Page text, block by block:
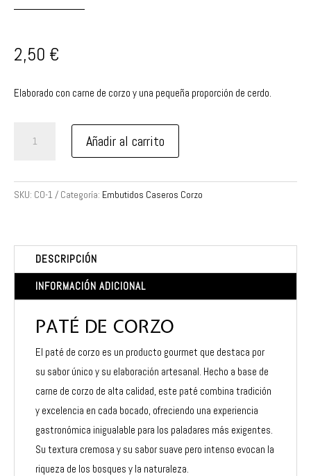
2,50 €
Elaborado con carne de corzo y una pequeña proporción de cerdo.
cantidad
Añadir al carrito
SKU: CO-1 Categoría: Embutidos Caseros Corzo
DESCRIPCIÓN
INFORMACIÓN ADICIONAL
PATÉ DE CORZO
El paté de corzo es un producto gourmet que destaca por
su sabor único y su elaboración artesanal. Hecho a base de
carne de corzo de alta calidad, este paté combina tradición
y excelencia en cada bocado, ofreciendo una experiencia
gastronómica inigualable para los paladares más exigentes.
Su textura cremosa y su sabor suave pero intenso evocan la
riqueza de los bosques y la naturaleza.